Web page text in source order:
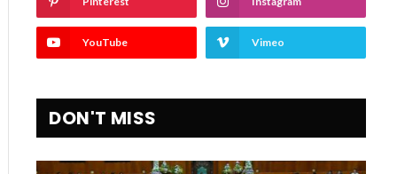
YouTube Vimeo
DON'T MISS